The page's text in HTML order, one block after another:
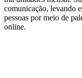
comunicação, levando
pessoas por meio de
online.